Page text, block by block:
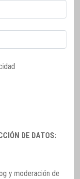
DE DATOS:
y moderación de